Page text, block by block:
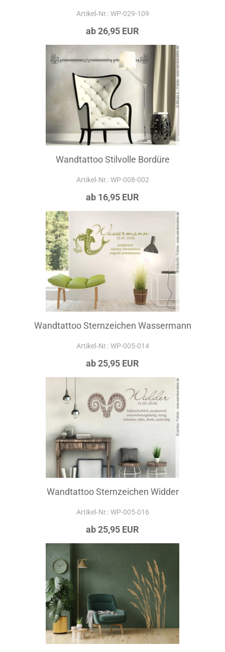
Artikel‑Nr.: WP-029-109
ab 26,95 EUR
Wandtattoo Stilvolle Bordüre
Artikel‑Nr.: WP-008-002
ab 16,95 EUR
Wandtattoo Sternzeichen Wassermann
Artikel‑Nr.: WP-005-014
ab 25,95 EUR
Wandtattoo Sternzeichen Widder
Artikel‑Nr.: WP-005-016
ab 25,95 EUR